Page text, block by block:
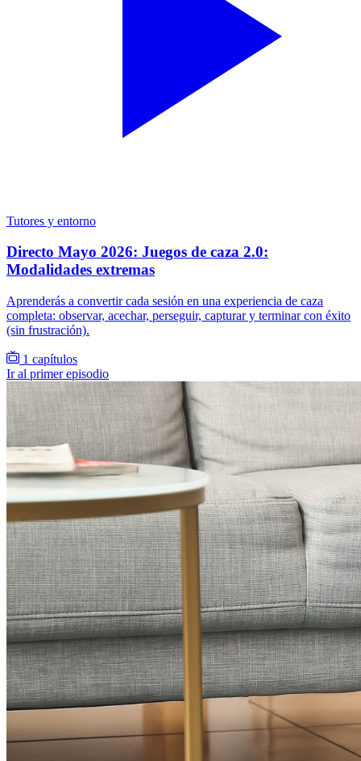
Tutores y entorno
Directo Mayo 2026: Juegos de caza 2.0:
Modalidades extremas
Aprenderás a convertir cada sesión en una experiencia de caza
completa: observar, acechar, perseguir, capturar y terminar con éxito
(sin frustración).
1 capítulos
Ir al primer episodio